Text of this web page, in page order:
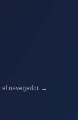
el navegador →